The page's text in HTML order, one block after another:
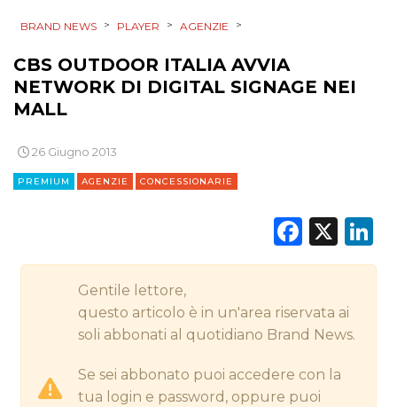
CSR
DIGITALE
EDITORIA
RADIO / AUDIO
BRAND NEWS > PLAYER > AGENZIE >
CBS OUTDOOR ITALIA AVVIA
NETWORK DI DIGITAL SIGNAGE NEI
MALL
26 Giugno 2013
PREMIUM AGENZIE CONCESSIONARIE
X
Gentile lettore,
questo articolo è in un'area riservata ai
soli abbonati al quotidiano Brand News.
Se sei abbonato puoi accedere con la
tua login e password, oppure puoi